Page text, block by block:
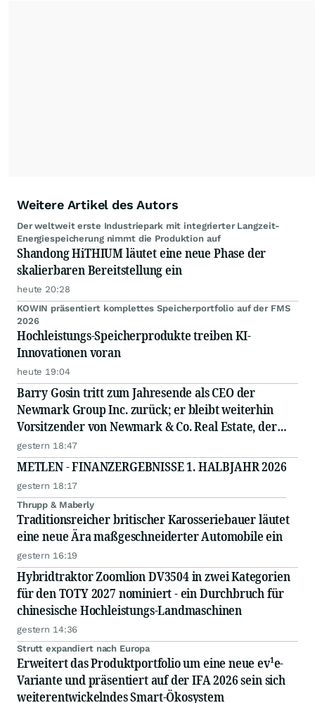
Weitere Artikel des Autors
Der weltweit erste Industriepark mit integrierter Langzeit-
Energiespeicherung nimmt die Produktion auf
Shandong HiTHIUM läutet eine neue Phase der
skalierbaren Bereitstellung ein
heute 20:28
KOWIN präsentiert komplettes Speicherportfolio auf der FMS
2026
Hochleistungs-Speicherprodukte treiben KI-
Innovationen voran
heute 19:04
Barry Gosin tritt zum Jahresende als CEO der
Newmark Group Inc. zurück; er bleibt weiterhin
Vorsitzender von Newmark & Co. Real Estate, der
operativen Gesellschaft von Newmark
gestern 18:47
METLEN - FINANZERGEBNISSE 1. HALBJAHR 2026
gestern 18:17
Thrupp & Maberly
Traditionsreicher britischer Karosseriebauer läutet
eine neue Ära maßgeschneiderter Automobile ein
gestern 16:19
Hybridtraktor Zoomlion DV3504 in zwei Kategorien
für den TOTY 2027 nominiert - ein Durchbruch für
chinesische Hochleistungs-Landmaschinen
gestern 14:36
Strutt expandiert nach Europa
Erweitert das Produktportfolio um eine neue ev¹e-
Variante und präsentiert auf der IFA 2026 sein sich
weiterentwickelndes Smart-Ökosystem